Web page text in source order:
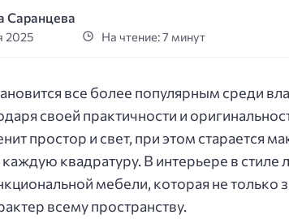
Саранцева
2025 На чтение: 7 минут
все более популярным среди
своей практичности и
простор и свет, при этом старается
каждую квадратуру. В интерьере в
мебели, которая не только
всему пространству.